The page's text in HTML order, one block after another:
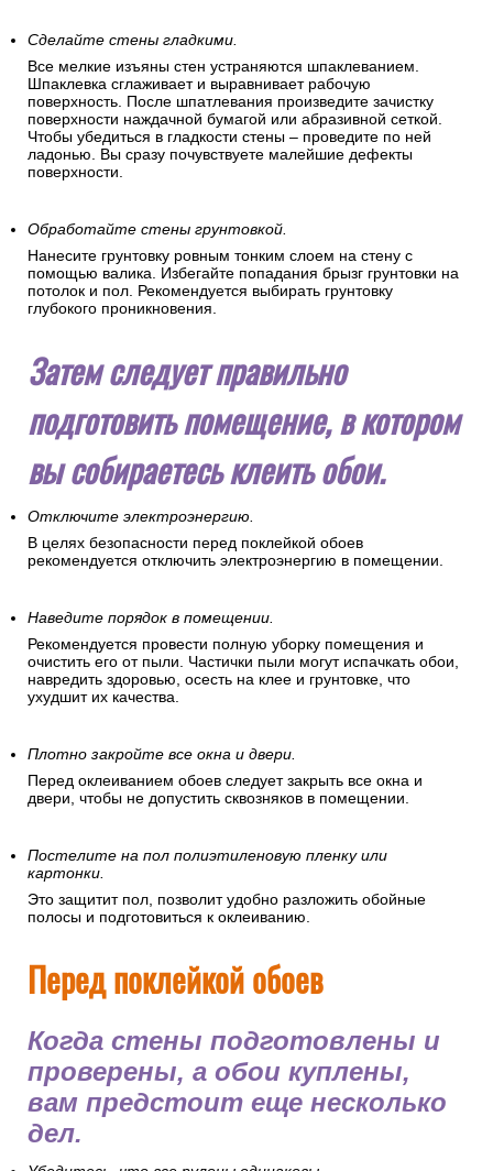
водой и удалите кистью или шпателем.
Сделайте стены гладкими.
Все мелкие изъяны стен устраняются шпаклеванием.
Шпаклевка сглаживает и выравнивает рабочую
поверхность. После шпатлевания произведите зачистку
поверхности наждачной бумагой или абразивной сеткой.
поверхности.
Обработайте стены грунтовкой.
Нанесите грунтовку ровным тонким слоем на стену с
глубокого проникновения.
Затем следует правильно
подготовить помещение, в котором
вы собираетесь клеить обои.
рекомендуется отключить электроэнергию в помещении.
Наведите порядок в помещении.
Рекомендуется провести полную уборку помещения и
ухудшит их качества.
двери, чтобы не допустить сквозняков в помещении.
Постелите на пол полиэтиленовую пленку или
Это защитит пол, позволит удобно разложить обойные
полосы и подготовиться к оклеиванию.
Перед поклейкой обоев
Когда стены подготовлены и
проверены, а обои куплены,
вам предстоит еще несколько